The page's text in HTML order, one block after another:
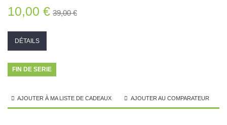
10,00 € 39,00 €
DÉTAILS
FIN DE SERIE
AJOUTER À MA LISTE DE CADEAUX AJOUTER AU COMPARATEUR